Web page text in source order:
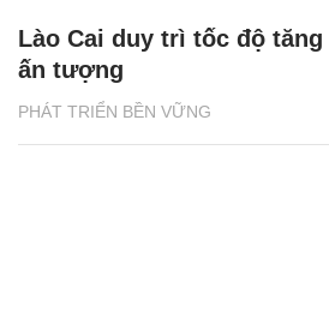
PHÁT TRIỂN BỀN VỮNG
Lào Cai duy trì tốc độ
ấn tượng